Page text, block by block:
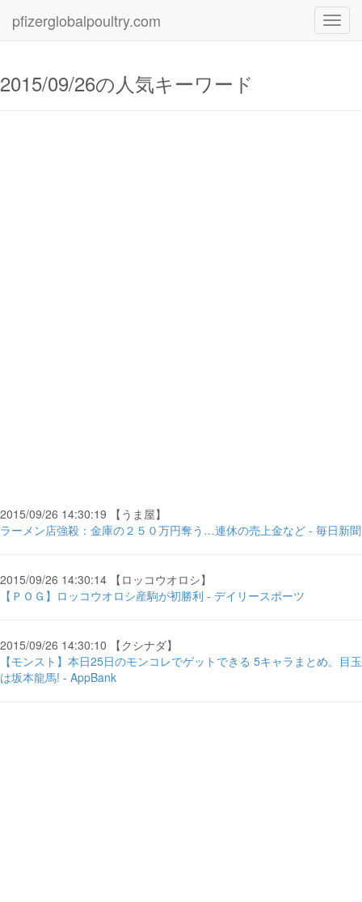
pfizerglobalpoultry.com
2015/09/26の人気キーワード
2015/09/26 14:30:19 【うま屋】
ラーメン店強殺：金庫の２５０万円奪う…連休の売上金など - 毎日新聞
2015/09/26 14:30:14 【ロッコウオロシ】
【ＰＯＧ】ロッコウオロシ産駒が初勝利 - デイリースポーツ
2015/09/26 14:30:10 【クシナダ】
【モンスト】本日25日のモンコレでゲットできる 5キャラまとめ。目玉
は坂本龍馬! - AppBank